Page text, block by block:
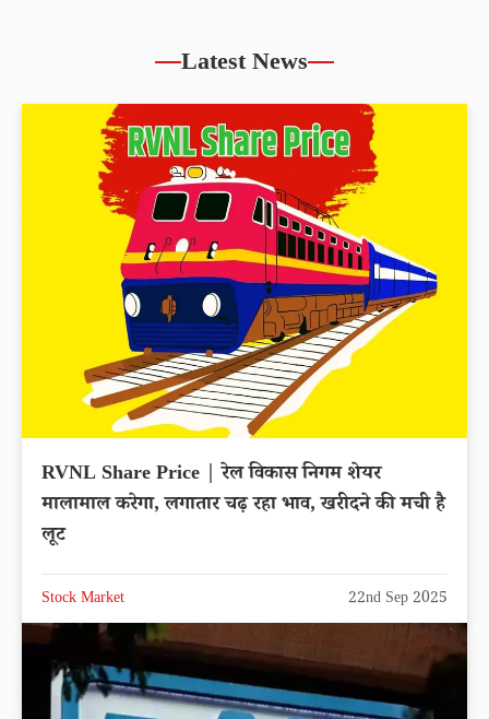
Latest News
RVNL Share Price | रेल विकास निगम शेयर
मालामाल करेगा, लगातार चढ़ रहा भाव, खरीदने की मची है
लूट
Stock Market 22nd Sep 2025